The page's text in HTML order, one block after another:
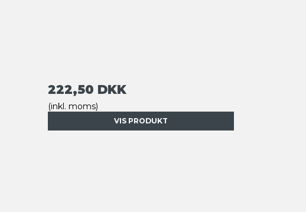
222,50 DKK
(inkl. moms)
VIS PRODUKT